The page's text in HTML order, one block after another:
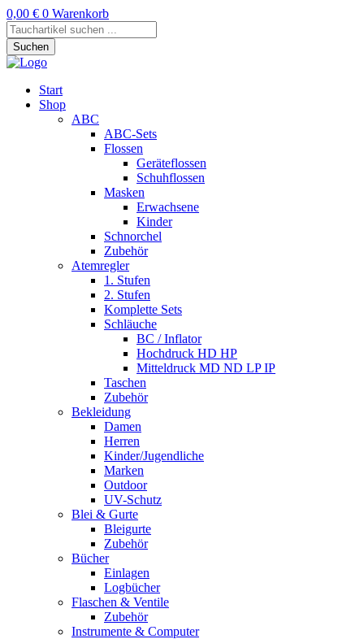
0,00 € 0 Warenkorb
Products
search
Suchen
Start
Shop
ABC
ABC-Sets
Flossen
Geräteflossen
Schuhflossen
Masken
Erwachsene
Kinder
Schnorchel
Zubehör
Atemregler
1. Stufen
2. Stufen
Komplette Sets
Schläuche
BC / Inflator
Hochdruck HD HP
Mitteldruck MD ND LP IP
Taschen
Zubehör
Bekleidung
Damen
Herren
Kinder/Jugendliche
Marken
Outdoor
UV-Schutz
Blei & Gurte
Bleigurte
Zubehör
Bücher
Einlagen
Logbücher
Flaschen & Ventile
Zubehör
Instrumente & Computer